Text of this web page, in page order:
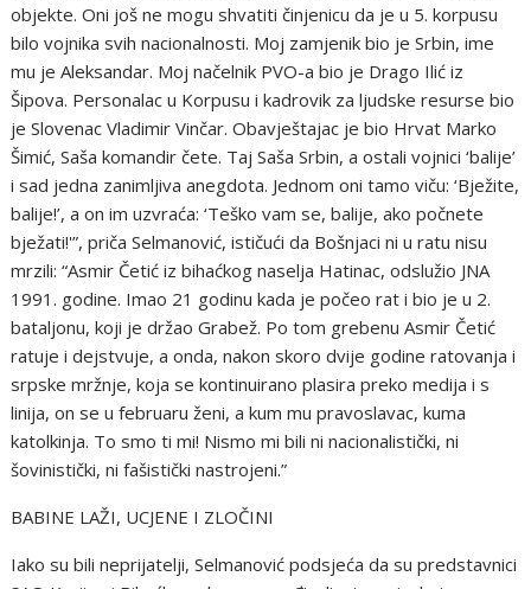
objekte. Oni još ne mogu shvatiti činjenicu da je u 5. korpusu
bilo vojnika svih nacionalnosti. Moj zamjenik bio je Srbin, ime
mu je Aleksandar. Moj načelnik PVO-a bio je Drago Ilić iz
Šipova. Personalac u Korpusu i kadrovik za ljudske resurse bio
je Slovenac Vladimir Vinčar. Obavještajac je bio Hrvat Marko
Šimić, Saša komandir čete. Taj Saša Srbin, a ostali vojnici ‘balije’
i sad jedna zanimljiva anegdota. Jednom oni tamo viču: ‘Bježite,
balije!’, a on im uzvraća: ‘Teško vam se, balije, ako počnete
bježati!'”, priča Selmanović, ističući da Bošnjaci ni u ratu nisu
mrzili: “Asmir Četić iz bihaćkog naselja Hatinac, odslužio JNA
1991. godine. Imao 21 godinu kada je počeo rat i bio je u 2.
bataljonu, koji je držao Grabež. Po tom grebenu Asmir Četić
ratuje i dejstvuje, a onda, nakon skoro dvije godine ratovanja i
srpske mržnje, koja se kontinuirano plasira preko medija i s
linija, on se u februaru ženi, a kum mu pravoslavac, kuma
katolkinja. To smo ti mi! Nismo mi bili ni nacionalistički, ni
šovinistički, ni fašistički nastrojeni.”
BABINE LAŽI, UCJENE I ZLOČINI
Iako su bili neprijatelji, Selmanović podsjeća da su predstavnici